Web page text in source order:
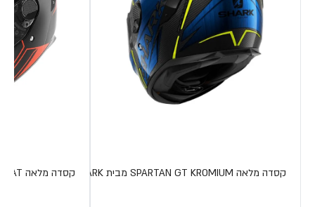
קסדה מלאה SPARTAN GT KROMIUM מבית SHARK קסדה מלאה SPARTAN GT YAMAHA MAT מבית SHARK